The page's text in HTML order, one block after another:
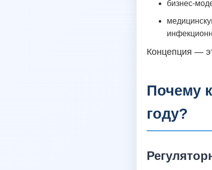
бизнес-
Концепция —
Почему
году?